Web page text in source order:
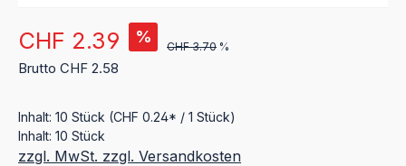
Verkaufspreis:
CHF 2.39 %
CHF 3.70 %
Brutto CHF 2.58
Inhalt: 10 Stück (CHF 0.24* / 1 Stück)
Inhalt: 10 Stück
zzgl. MwSt. zzgl. Versandkosten